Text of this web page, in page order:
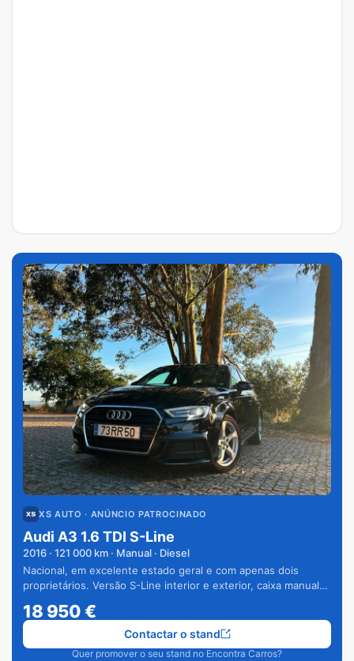
XS AUTO · ANÚNCIO PATROCINADO
Audi A3 1.6 TDI S-Line
2016 · 121 000 km · Manual · Diesel
Nacional, em excelente estado geral e com apenas dois
proprietários. Versão S-Line interior e exterior, caixa manual
18 950€
Quer promover o seu stand no Encontra Carros?
Contactar o stand